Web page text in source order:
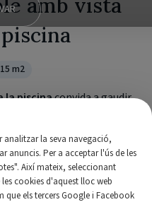
amb vista
la piscinaconvida a gaudir
i la seva atmosfera
per desconnectar i
Hotel Spa & Wellness
15 m2
analitzar la seva navegació,
anuncis. Per a acceptar l'ús de les
Així mateix, seleccionant
cookies d'aquest lloc web
que els tercers Google i Facebook